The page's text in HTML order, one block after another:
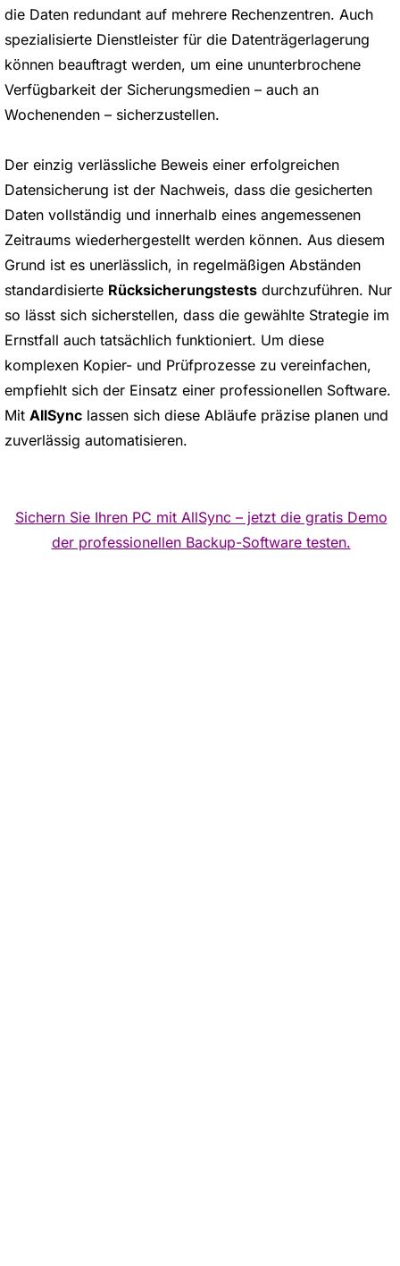
die Daten redundant auf mehrere Rechenzentren. Auch
spezialisierte Dienstleister für die Datenträgerlagerung
können beauftragt werden, um eine ununterbrochene
Verfügbarkeit der Sicherungsmedien – auch an
Wochenenden – sicherzustellen.
Der einzig verlässliche Beweis einer erfolgreichen
Datensicherung ist der Nachweis, dass die gesicherten
Daten vollständig und innerhalb eines angemessenen
Zeitraums wiederhergestellt werden können. Aus diesem
Grund ist es unerlässlich, in regelmäßigen Abständen
standardisierte Rücksicherungstests durchzuführen. Nur
so lässt sich sicherstellen, dass die gewählte Strategie im
Ernstfall auch tatsächlich funktioniert. Um diese
komplexen Kopier- und Prüfprozesse zu vereinfachen,
empfiehlt sich der Einsatz einer professionellen Software.
Mit AllSync lassen sich diese Abläufe präzise planen und
zuverlässig automatisieren.
Sichern Sie Ihren PC mit AllSync – jetzt die gratis Demo
der professionellen Backup-Software testen.